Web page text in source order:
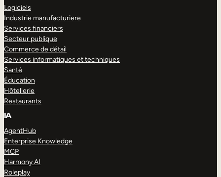
Logiciels
Industrie manufacturiere
Services financiers
Secteur publique
Commerce de détail
Services informatiques et techniques
Santé
Éducation
Hôtellerie
Restaurants
IA
AgentHub
Enterprise Knowledge
MCP
Harmony AI
Roleplay